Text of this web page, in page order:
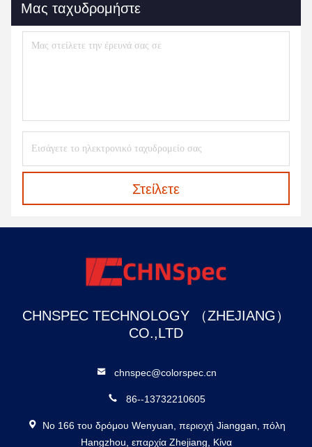
Μας ταχυδρομήστε
Στείλετε
CHNSPEC TECHNOLOGY （ZHEJIANG）
CO.,LTD
chnspec@colorspec.cn
86--13732210605
Νο 166 του δρόμου Wenyuan, περιοχή Jianggan, πόλη
Hangzhou, επαρχία Zhejiang, Κίνα